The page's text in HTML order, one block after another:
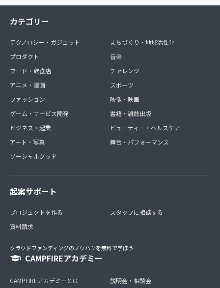
カテゴリー
テクノロジー・ガジェット
プロダクト
フード・飲食店
アニメ・漫画
ファッション
ゲーム・サービス開発
ビジネス・起業
アート・写真
ソーシャルグッド
まちづくり・地域活性化
音楽
チャレンジ
スポーツ
映像・映画
書籍・雑誌出版
ビューティー・ヘルスケア
舞台・パフォーマンス
起案サポート
プロジェクトを作る
資料請求
スタッフに相談する
クラウドファンディングのノウハウを無料で学ぼう
CAMPFIREアカデミー
CAMPFIREアカデミーとは
説明会・相談会